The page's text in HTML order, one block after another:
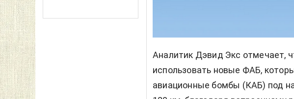
Аналитик Дэвид Экс отмечает,
использовать новые ФАБ,
авиационные бомбы (КАБ) под